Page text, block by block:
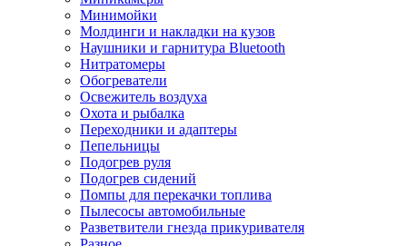
Минимойки
Молдинги и накладки на кузов
Наушники и гарнитура Bluetooth
Нитратомеры
Обогреватели
Освежитель воздуха
Охота и рыбалка
Переходники и адаптеры
Пепельницы
Подогрев руля
Подогрев сидений
Помпы для перекачки топлива
Пылесосы автомобильные
Разветвители гнезда прикуривателя